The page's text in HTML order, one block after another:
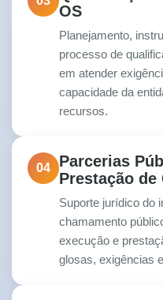
OS
Planejamento,
processo de
em atender
capacidade da
recursos.
04
Parcerias
Prestação de
Suporte jurídico do
chamamento
execução e
glosas, exigências